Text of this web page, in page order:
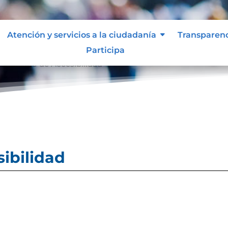
Atención y servicios a la ciudadanía
Participa